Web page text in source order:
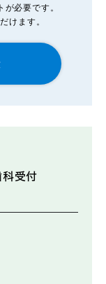
必要です。
けます。
受付